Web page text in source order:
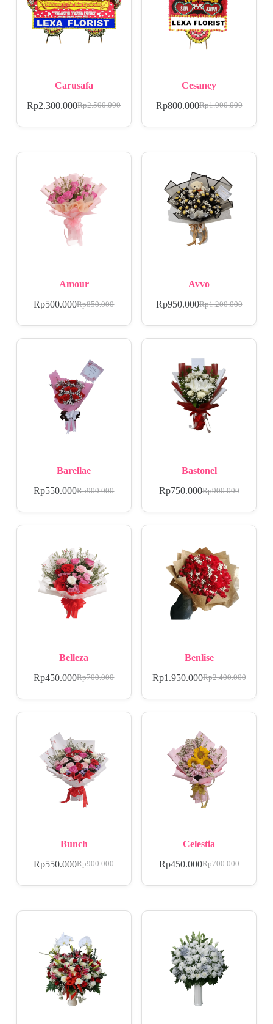
Carusafa
Rp2.500.000
Rp2.300.000
Cesaney
Rp1.000.000
Rp800.000
Amour
Rp850.000
Rp500.000
Avvo
Rp1.200.000
Rp950.000
Barellae
Rp900.000
Rp550.000
Bastonel
Rp900.000
Rp750.000
Belleza
Rp700.000
Rp450.000
Benlise
Rp2.400.000
Rp1.950.000
Bunch
Rp900.000
Rp550.000
Celestia
Rp700.000
Rp450.000